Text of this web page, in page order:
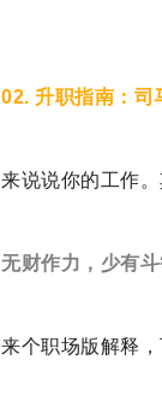
02. 升职指南：司
来说说你的工作
无财作力，少有斗
来个职场版解释，